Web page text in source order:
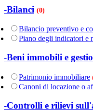
-Bilanci (0)
Bilancio preventivo e
Piano degli indicatori e
-Beni immobili e
Patrimonio immobiliare
Canoni di locazione o
-Controlli e rilievi